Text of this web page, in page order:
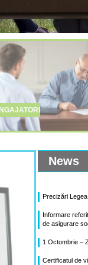
News
Precizări
Informare
de asigurare
1 Octombrie –
Certificatul de